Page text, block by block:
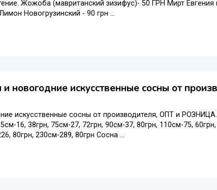
Жожоба (мавританский зизифус)- 50 ГРН Мирт Евгения
Новогрузинский - 90 грн ...
новогодние искусственные сосны от
искусственные сосны от производителя, ОПТ и
16, 38грн, 75см-27, 72грн, 90см-37, 80грн, 110см-75,
80грн, 230см-289, 80грн Сосна ...